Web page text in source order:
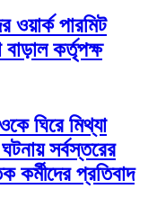
ওয়ার্ক পারমিট
কর্তৃপক্ষ
ঘিরে মিথ্যা
সর্বস্তরের
কর্মীদের প্রতিবাদ